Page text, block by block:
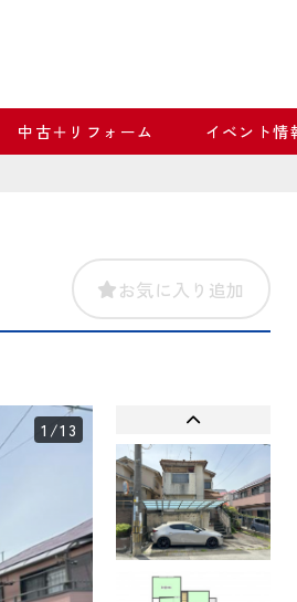
中古＋リフォーム イベント情
お気に入り追加
1 /13